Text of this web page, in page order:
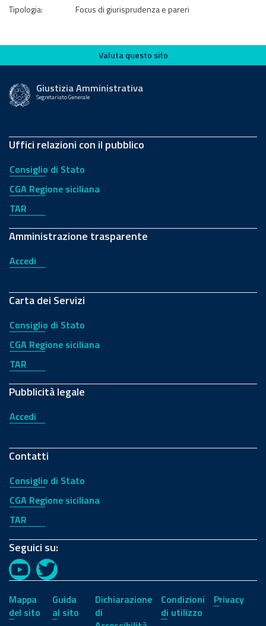
Tipologia:
Focus di giurisprudenza e pareri
Valuta questo sito
Valuta questo sito
Giustizia Amministrativa
Segretariato Generale
Uffici relazioni con il pubblico
Consiglio di Stato
CGA Regione siciliana
TAR
Amministrazione trasparente
Accedi
Carta dei Servizi
Consiglio di Stato
CGA Regione siciliana
TAR
Pubblicità legale
Accedi
Contatti
Consiglio di Stato
CGA Regione siciliana
TAR
Seguici su:
YouTubeTwitter
Mappa
del sito
Guida
al sito
Dichiarazione
di
Condizioni
di utilizzo
Privacy